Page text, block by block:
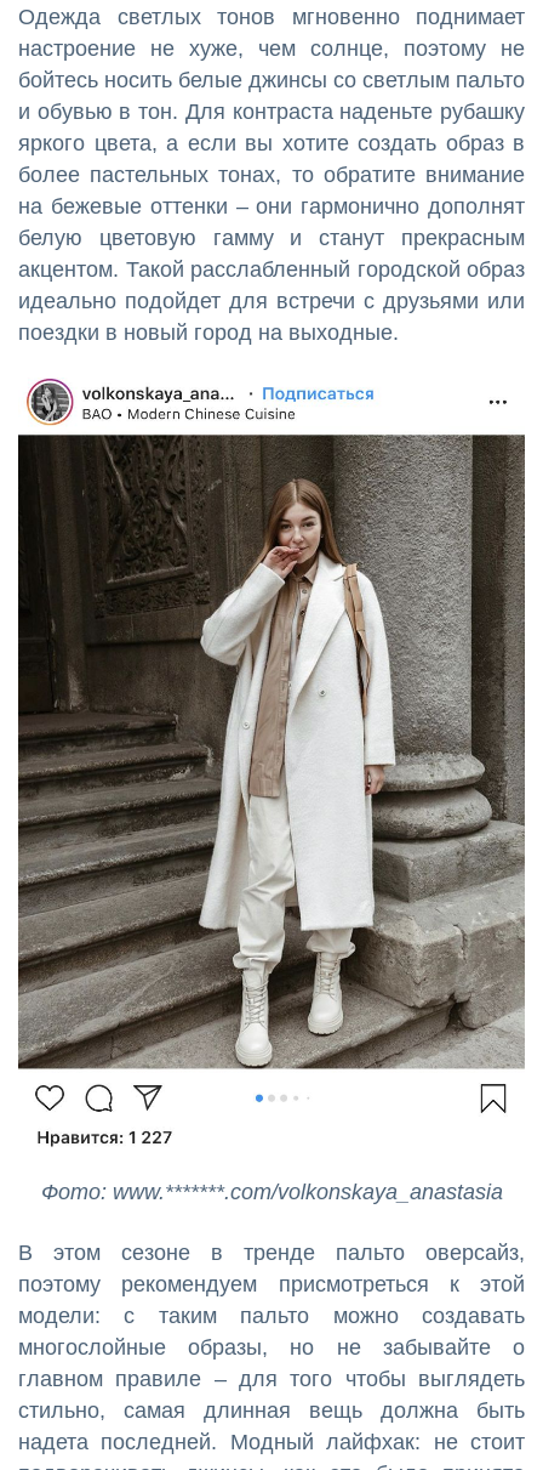
Одежда светлых тонов мгновенно поднимает
настроение не хуже, чем солнце, поэтому не
бойтесь носить белые джинсы со светлым пальто
и обувью в тон. Для контраста наденьте рубашку
яркого цвета, а если вы хотите создать образ в
более пастельных тонах, то обратите внимание
на бежевые оттенки – они гармонично дополнят
белую цветовую гамму и станут прекрасным
акцентом. Такой расслабленный городской образ
идеально подойдет для встречи с друзьями или
поездки в новый город на выходные.
Фото: www.*******.com/volkonskaya_anastasia
В этом сезоне в тренде пальто оверсайз,
поэтому рекомендуем присмотреться к этой
модели: с таким пальто можно создавать
многослойные образы, но не забывайте о
главном правиле – для того чтобы выглядеть
стильно, самая длинная вещь должна быть
надета последней. Модный лайфхак: не стоит